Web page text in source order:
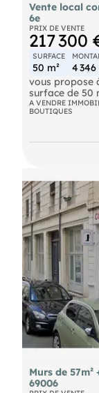
Vente local
6e
PRIX DE VENTE
217 300
SURFACE
50 m²
4
vous propose
surface de 50
Local
Masséna sur
Opportunité à
A VENDRE
BOUTIQUES
Murs de
69006